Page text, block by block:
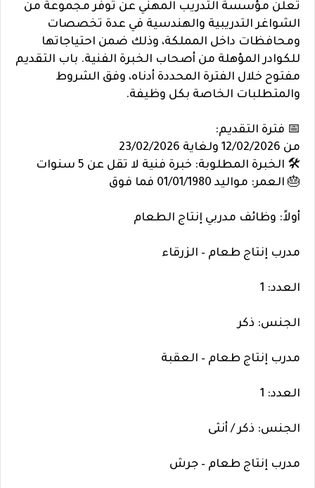
تعلن مؤسسة التدريب المهني عن توفر مجموعة من
الشواغر التدريبية والهندسية في عدة تخصصات
ومحافظات داخل المملكة، وذلك ضمن احتياجاتها
للكوادر المؤهلة من أصحاب الخبرة الفنية. باب التقديم
مفتوح خلال الفترة المحددة أدناه، وفق الشروط
والمتطلبات الخاصة بكل وظيفة.
📅 فترة التقديم:
من 12/02/2026 ولغاية 23/02/2026
🛠️ الخبرة المطلوبة: خبرة فنية لا تقل عن 5 سنوات
🎂 العمر: مواليد 01/01/1980 فما فوق
أولاً: وظائف مدربي إنتاج الطعام
مدرب إنتاج طعام – الزرقاء
العدد: 1
الجنس: ذكر
مدرب إنتاج طعام – العقبة
العدد: 1
الجنس: ذكر / أنثى
مدرب إنتاج طعام – جرش